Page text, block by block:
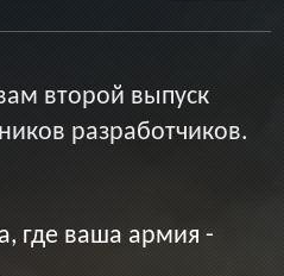
второй выпуск
разработчиков.
где ваша армия -